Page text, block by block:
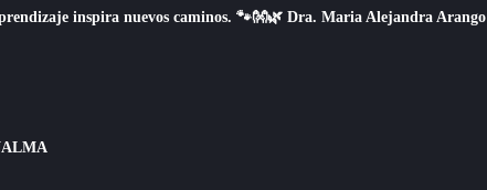
inspira nuevos caminos. 🐾👐🌿 Dra. Maria Alejandra Arango